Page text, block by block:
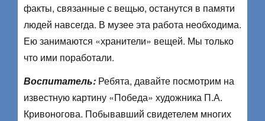
факты, связанные с вещью, останутся в памяти
людей навсегда. В музее эта работа необходима.
Ею занимаются «хранители» вещей. Мы только
что ими поработали.
Воспитатель: Ребята, давайте посмотрим на
известную картину «Победа» художника П.А.
Кривоногова. Побывавший свидетелем многих